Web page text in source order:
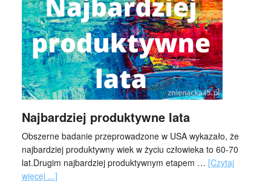
Najbardziej produktywne lata
Obszerne badanie przeprowadzone w USA wykazało, że
najbardziej produktywny wiek w życiu człowieka to 60-70
lat.Drugim najbardziej produktywnym etapem … [Czytaj
więcej ...]